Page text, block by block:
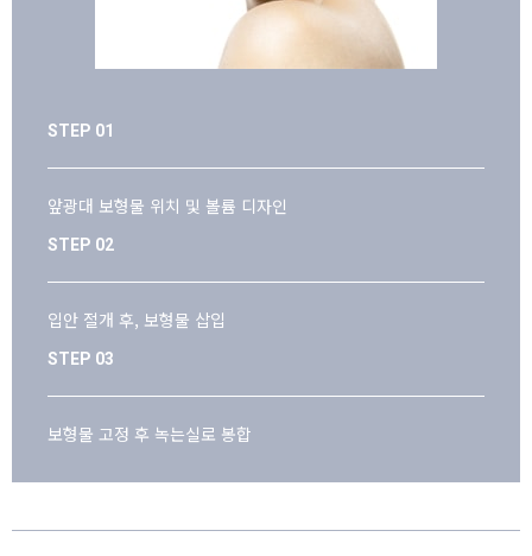
STEP 01
앞광대 보형물 위치 및 볼륨 디자인
STEP 02
입안 절개 후, 보형물 삽입
STEP 03
보형물 고정 후 녹는실로 봉합